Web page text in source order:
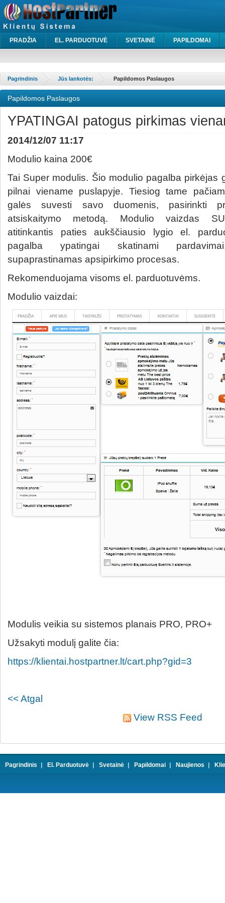
PRADŽIA EL. PARDUOTUVĖ SVETAINĖ PAPILDOMAI
Pagrindinis Jūs lankotės: Papildomos Paslaugos
Papildomos Paslaugos
YPATINGAI patogus pirkimas
2014/12/07 11:17
Modulio kaina 200€
Tai Super modulis. Šio modulio pagalba pirkėjas
pilnai viename puslapyje. Tiesiog tame
galės suvesti savo duomenis, pasirinkti
atsiskaitymo metodą. Modulio vaizdas
atitinkantis paties aukščiausio lygio el.
pagalba ypatingai skatinami
supaprastinamas apsipirkimo procesas.
Rekomenduojama visoms el. parduotuvėms.
Modulio vaizdai:
Modulis veikia su sistemos planais PRO, PRO+
Užsakyti modulį galite čia:
https://klientai.hostpartner.lt/cart.php?gid=3
<< Atgal
View RSS Feed
Pagrindinis El. Parduotuvė Svetainė Papildomai Naujienos